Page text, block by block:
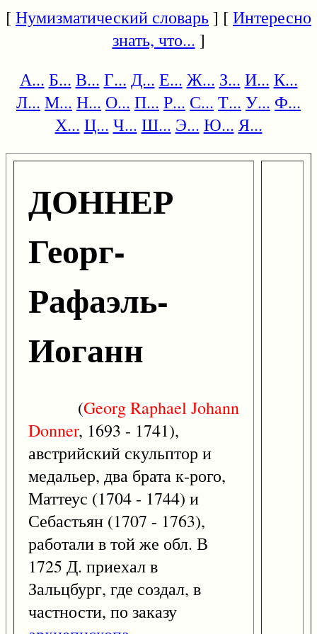
[Нумизматический словарь] [Интересно
знать, что... ]
А... Б... В... Г... Д... Е... Ж... З... И... К...
Л... М... Н... О... П... Р... С... Т... У... Ф...
Х... Ц... Ч... Ш... Э... Ю... Я...
ДОННЕР
Георг-
Рафаэль-
Иоганн
(GeorgRaphael Johann
Donner, 1693 - 1741),
австрийский скульптор и
медальер, два брата к-рого,
Маттеус (1704 - 1744) и
Себастьян (1707 - 1763),
работали в той же обл. В
1725 Д. приехал в
Зальцбург, где создал, в
частности, по заказу